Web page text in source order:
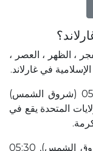
، الظهر ، العصر ،
في غارلاند.
ستبدأ أوقات الصلاة اليوم غارلاند عند 05:20 (شروق الشمس)
الولايات المتحدة يقع في
قائمة أوقات الصلاة لهذا اليوم 05:20 (شروق الشمس), 05:30